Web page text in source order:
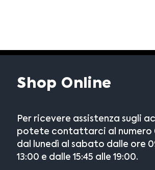
Shop Online
Per ricevere assistenza sugli
potete contattarci al numero
dal lunedì al sabato dalle ore
13:00 e dalle 15:45 alle 19:00.